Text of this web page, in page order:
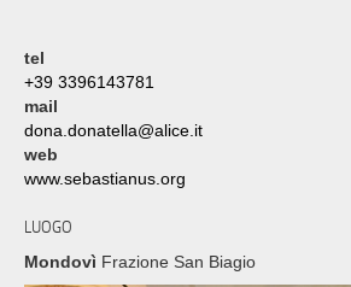
tel
+39 3396143781
mail
dona.donatella@alice.it
web
www.sebastianus.org
LUOGO
Mondovì Frazione San Biagio